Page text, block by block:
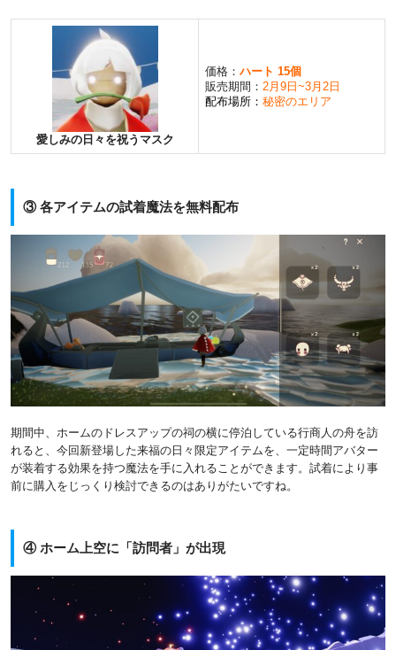
愛しみの日々を祝うマスク
価格： ハート 15個
販売期間： 2月9日~3月2日
配布場所： 秘密のエリア
③ 各アイテムの試着魔法を無料配布
期間中、ホームのドレスアップの祠の横に停泊している行商人の舟を訪
れると、今回新登場した来福の日々限定アイテムを、一定時間アバター
が装着する効果を持つ魔法を手に入れることができます。試着により事
前に購入をじっくり検討できるのはありがたいですね。
④ ホーム上空に「訪問者」が出現